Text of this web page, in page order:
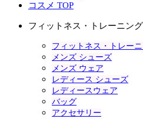
コスメ TOP
フィットネス・トレーニング
フィットネス・トレー
メンズ シューズ
メンズ ウェア
レディース シューズ
レディースウェア
バッグ
アクセサリー